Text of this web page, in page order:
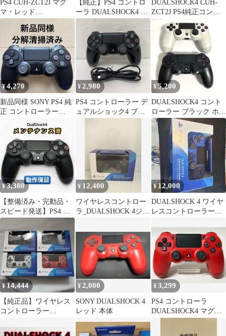
PS4 CUH-ZCT2J マグ
マ・レッド
DUALSHOCK 4 ワイヤ
レスコントローラー
4948872414296 純正
【純正】PS4 コントロ
ーラ DUALSHOCK4 ホ
ワイト CUH-ZCT2J
DUALSHOCK4 CUH-
ZCT2J PS4純正コント
ローラー 2個
¥4,270
新品同様 SONY PS4 純
正 コントローラー
¥2,980
PS4 コントローラー デ
ュアルショック4 ブラ
¥5,200
DUALSHOCK4 コント
ローラー ブラック ホワ
イト CUH-ZCT1J
¥3,380
【整備済み・完動品・
スピード発送】PS4 純
正コントローラー
DualShock4 [色：ジェッ
ト・ブラック][型番:：
CUH-ZCT2J] ◆B14
¥ 12,400
ワイヤレスコントロー
ラ_DUALSHOCK 4ジェ
ZCT2J
¥12,000
DUALSHOCK 4 ワイヤ
レスコントローラー
¥14,444
【純正品】ワイヤレス
コントローラー
ZCT2J
¥2,000
SONY DUALSHOCK 4
レッド 本体
¥3,299
PS4 コントローラ
DUALSHOCK4 マグマ